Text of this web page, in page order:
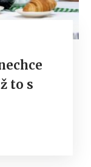
to s